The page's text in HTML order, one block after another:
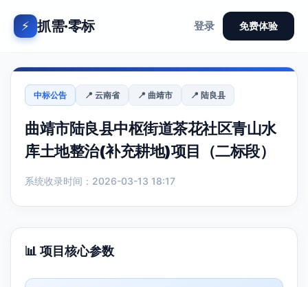
⚡ 抓需·零标 登录 免费体验
中标公告 📍 云南省 📍 曲靖市 📍 陆良县
曲靖市陆良县中枢街道茶花社区青山水
库土地整治(补充耕地)项目（二标段）
系统收录时间：2026-03-13 18:17
📊 项目核心参数